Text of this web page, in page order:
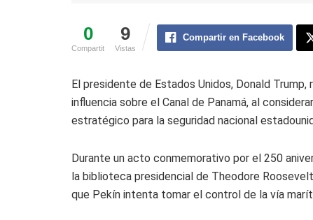
0
Compartit
9
Vistas
Compartir en Facebook
El presidente de Estados Unidos, Donald
influencia sobre el Canal de Panamá, al
estratégico para la seguridad nacional
Durante un acto conmemorativo por el 250
la biblioteca presidencial de Theodore
que Pekín intenta tomar el control de la vía